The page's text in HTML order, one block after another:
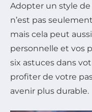
Adopter un style
n’est pas
mais cela peut
personnelle et vos
six astuces dans
profiter de votre
avenir plus durable.